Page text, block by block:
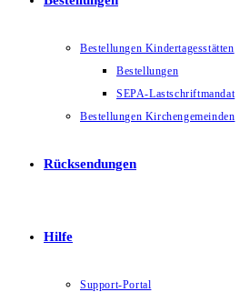
Bestellungen Kindertagesstätten
Bestellungen
SEPA-Lastschriftmandat
Bestellungen Kirchengemeinden
Rücksendungen
Hilfe
Support-Portal